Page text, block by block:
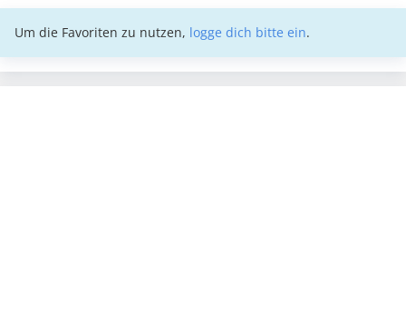
Um die Favoriten zu nutzen, logge dich bitte ein.